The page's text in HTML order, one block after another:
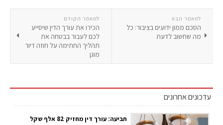
למאמר הקודם
הכירו את עורך הדין שיסייע
לכם לעבור בבטחה את
תהליך החתימה על חוזה דיור
מוגן
למאמר הבא
הסכם ממון ידועים בציבור: כל
מה שחשוב לדעת
עדכונים אחרונים
תביעה: עורך דין מחזיק 82 אלף שקל